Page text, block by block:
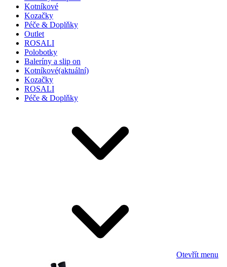
Kotníkové
Kozačky
Péče & Doplňky
Outlet
ROSALI
Polobotky
Baleríny a slip on
Kotníkové(aktuální)
Kozačky
ROSALI
Péče & Doplňky
Otevřít menu